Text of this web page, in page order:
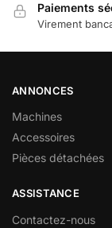
Paiements
Virement
ANNONCES
Machines
Accessoires
Pièces détachées
ASSISTANCE
Contactez-nous